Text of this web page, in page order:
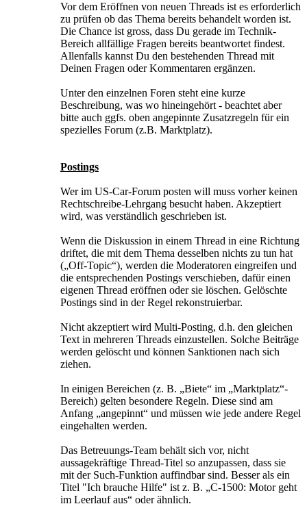
Vor dem Eröffnen von neuen Threads ist es erforderlich
zu prüfen ob das Thema bereits behandelt worden ist.
Die Chance ist gross, dass Du gerade im Technik-
Bereich allfällige Fragen bereits beantwortet findest.
Allenfalls kannst Du den bestehenden Thread mit
Deinen Fragen oder Kommentaren ergänzen.
Unter den einzelnen Foren steht eine kurze
Beschreibung, was wo hineingehört - beachtet aber
bitte auch ggfs. oben angepinnte Zusatzregeln für ein
spezielles Forum (z.B. Marktplatz).
Postings
Wer im US-Car-Forum posten will muss vorher keinen
Rechtschreibe-Lehrgang besucht haben. Akzeptiert
wird, was verständlich geschrieben ist.
Wenn die Diskussion in einem Thread in eine Richtung
driftet, die mit dem Thema desselben nichts zu tun hat
(„Off-Topic“), werden die Moderatoren eingreifen und
die entsprechenden Postings verschieben, dafür einen
eigenen Thread eröffnen oder sie löschen. Gelöschte
Postings sind in der Regel rekonstruierbar.
Nicht akzeptiert wird Multi-Posting, d.h. den gleichen
Text in mehreren Threads einzustellen. Solche Beiträge
werden gelöscht und können Sanktionen nach sich
ziehen.
In einigen Bereichen (z. B. „Biete“ im „Marktplatz“-
Bereich) gelten besondere Regeln. Diese sind am
Anfang „angepinnt“ und müssen wie jede andere Regel
eingehalten werden.
Das Betreuungs-Team behält sich vor, nicht
aussagekräftige Thread-Titel so anzupassen, dass sie
mit der Such-Funktion auffindbar sind. Besser als ein
Titel "Ich brauche Hilfe" ist z. B. „C-1500: Motor geht
im Leerlauf aus“ oder ähnlich.